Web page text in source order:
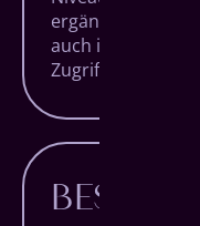
ergänzen,
auch im
Zugriff auf
BESTE